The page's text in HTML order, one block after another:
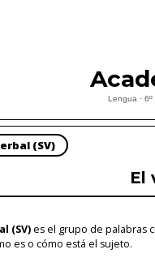
Lengua · 6º
(SV)
El
(SV)es el grupo de palabras
es o cómo está el sujeto.